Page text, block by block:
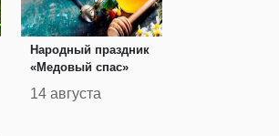
Народный праздник
«Медовый спас»
14 августа